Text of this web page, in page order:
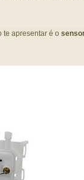
te apresentar é o